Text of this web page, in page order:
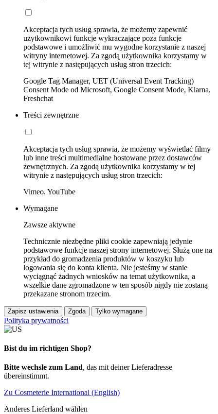
Akceptacja tych usług sprawia, że możemy zapewnić
użytkownikowi funkcje wykraczające poza funkcje
podstawowe i umożliwić mu wygodne korzystanie z naszej
witryny internetowej. Za zgodą użytkownika korzystamy w
tej witrynie z następujących usług stron trzecich:
Google Tag Manager, UET (Universal Event Tracking)
Consent Mode od Microsoft, Google Consent Mode, Klarna,
Freshchat
Treści zewnętrzne
Akceptacja tych usług sprawia, że możemy wyświetlać filmy
lub inne treści multimedialne hostowane przez dostawców
zewnętrznych. Za zgodą użytkownika korzystamy w tej
witrynie z następujących usług stron trzecich:
Vimeo, YouTube
Wymagane
Zawsze aktywne
Technicznie niezbędne pliki cookie zapewniają jedynie
podstawowe funkcje naszej strony internetowej. Służą one na
przykład do gromadzenia produktów w koszyku lub
logowania się do konta klienta. Nie jesteśmy w stanie
wyciągnąć żadnych wniosków na temat użytkownika, a
wszelkie dane zgromadzone w ten sposób nigdy nie zostaną
przekazane stronom trzecim.
Zapisz ustawienia Zgoda Tylko wymagane
Polityka prywatności
Bist du im richtigen Shop?
Bitte wechsle zum Land, das mit deiner Lieferadresse
übereinstimmt.
Zu Cosmeterie International (English)
Anderes Lieferland wählen